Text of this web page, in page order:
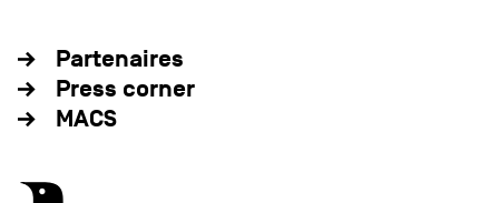
Partenaires
Press corner
MACS